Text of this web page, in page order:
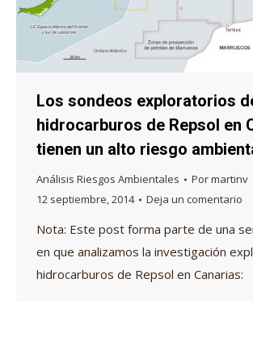
Los sondeos exploratorios
hidrocarburos de Repsol en
tienen un alto riesgo
Análisis Riesgos Ambientales Pormartinv
12 septiembre, 2014
Deja un comentario
Nota: Este post forma parte de una
en que analizamos la investigación
hidrocarburos de Repsol en Canarias: